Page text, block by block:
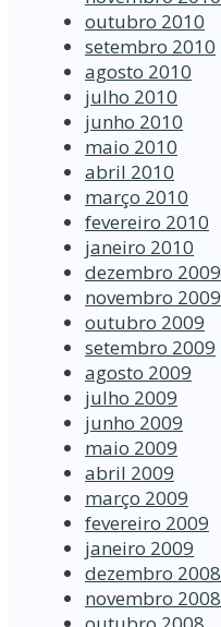
outubro 2010
setembro 2010
agosto 2010
julho 2010
junho 2010
maio 2010
abril 2010
março 2010
fevereiro 2010
janeiro 2010
dezembro 2009
novembro 2009
outubro 2009
setembro 2009
agosto 2009
julho 2009
junho 2009
maio 2009
abril 2009
março 2009
fevereiro 2009
janeiro 2009
dezembro 2008
novembro 2008